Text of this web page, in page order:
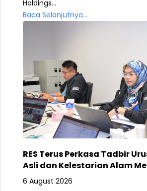
Holdings...
Baca Selanjutnya...
RES Terus Perkasa Tadbir
Asli dan Kelestarian Alam
6 August 2026